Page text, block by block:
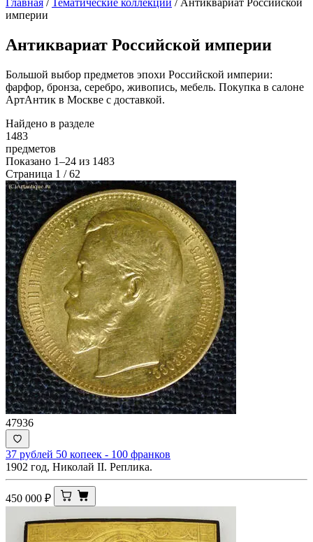
Главная / Тематические коллекции / Антиквариат Российской
империи
Антиквариат Российской империи
Большой выбор предметов эпохи Российской империи:
фарфор, бронза, серебро, живопись, мебель. Покупка в салоне
АртАнтик в Москве с доставкой.
Найдено в разделе
1483
предметов
Показано 1–24 из 1483
Страница 1 / 62
47936
37 рублей 50 копеек - 100 франков
1902 год, Николай II. Реплика.
450 000 ₽